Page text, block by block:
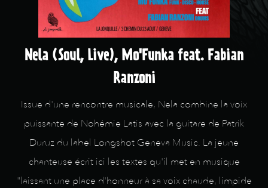
Nela (Soul, Live), Mo'Funka feat. Fabian
Ranzoni
Issue d'une rencontre musicale, Nela combine la voix
puissante de Nohémie Latis avec la guitare de Patrik
Duruz du label Longshot Geneva Music. La jeune
chanteuse écrit ici les textes qu'il met en musique
"laissant une place d'honneur à sa voix chaude, limpide